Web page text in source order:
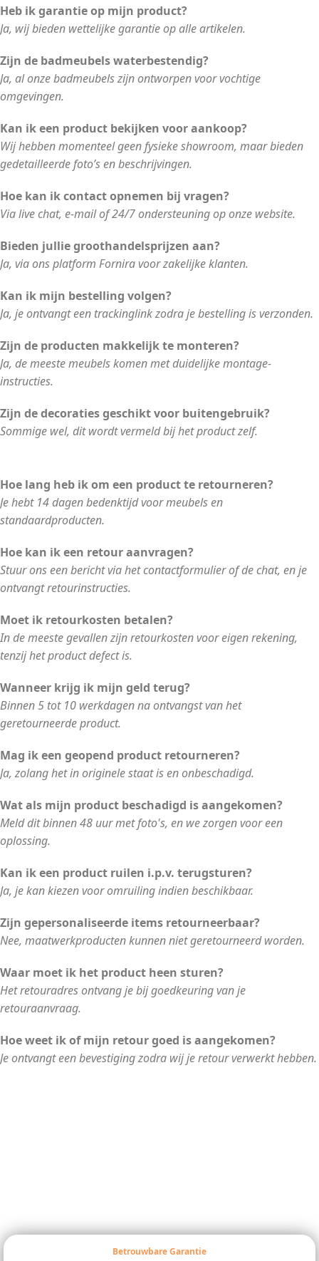
Heb ik garantie op mijn product?
Ja, wij bieden wettelijke garantie op alle artikelen.
Zijn de badmeubels waterbestendig?
Ja, al onze badmeubels zijn ontworpen voor vochtige
omgevingen.
Kan ik een product bekijken voor aankoop?
Wij hebben momenteel geen fysieke showroom, maar bieden
gedetailleerde foto’s en beschrijvingen.
Hoe kan ik contact opnemen bij vragen?
Via live chat, e-mail of 24/7 ondersteuning op onze website.
Bieden jullie groothandelsprijzen aan?
Ja, via ons platform Fornira voor zakelijke klanten.
Kan ik mijn bestelling volgen?
Ja, je ontvangt een trackinglink zodra je bestelling is verzonden.
Zijn de producten makkelijk te monteren?
Ja, de meeste meubels komen met duidelijke montage-
instructies.
Zijn de decoraties geschikt voor buitengebruik?
Sommige wel, dit wordt vermeld bij het product zelf.
Hoe lang heb ik om een product te retourneren?
Je hebt 14 dagen bedenktijd voor meubels en
standaardproducten.
Hoe kan ik een retour aanvragen?
Stuur ons een bericht via het contactformulier of de chat, en je
ontvangt retourinstructies.
Moet ik retourkosten betalen?
In de meeste gevallen zijn retourkosten voor eigen rekening,
tenzij het product defect is.
Wanneer krijg ik mijn geld terug?
Binnen 5 tot 10 werkdagen na ontvangst van het
geretourneerde product.
Mag ik een geopend product retourneren?
Ja, zolang het in originele staat is en onbeschadigd.
Wat als mijn product beschadigd is aangekomen?
Meld dit binnen 48 uur met foto's, en we zorgen voor een
oplossing.
Kan ik een product ruilen i.p.v. terugsturen?
Ja, je kan kiezen voor omruiling indien beschikbaar.
Zijn gepersonaliseerde items retourneerbaar?
Nee, maatwerkproducten kunnen niet geretourneerd worden.
Waar moet ik het product heen sturen?
Het retouradres ontvang je bij goedkeuring van je
retouraanvraag.
Hoe weet ik of mijn retour goed is aangekomen?
Je ontvangt een bevestiging zodra wij je retour verwerkt hebben.
Betrouwbare Garantie